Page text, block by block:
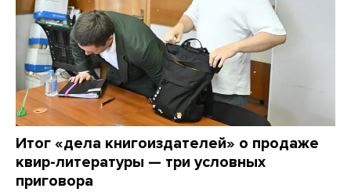
Итог «дела книгоиздателей» о продаже
квир-литературы — три условных
приговора